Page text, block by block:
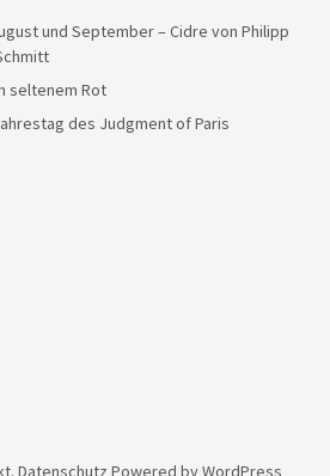
und September – Cidre von Philipp
seltenem Rot
des Judgment of Paris
Datenschutz Powered byWordPress